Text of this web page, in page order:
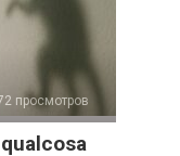
просмотров